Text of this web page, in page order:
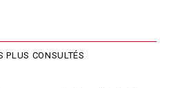
PLUS CONSULTÉS